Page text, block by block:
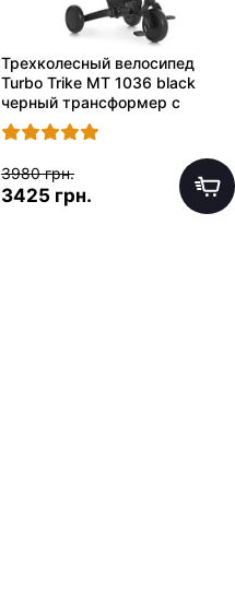
Трехколесный велосипед
Turbo Trike MT 1036 black
черный трансформер с
ручкой
3980 грн.
3425 грн.